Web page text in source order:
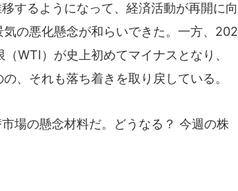
するようになって、経済活動が再開に向
の悪化懸念が和らいできた。一方、202
WTI）が史上初めてマイナスとなり、
、それも落ち着きを取り戻している。
場の懸念材料だ。どうなる？ 今週の株